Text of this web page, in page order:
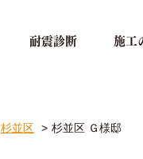
耐震診断 施工
杉並区 杉並区 Ｇ様邸